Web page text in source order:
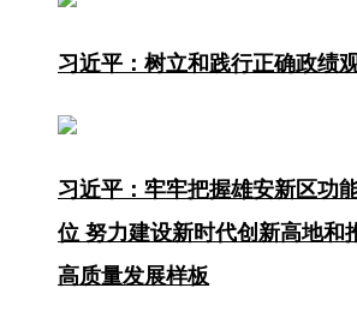
习近平：树立和践行正确政绩
习近平：牢牢把握雄安新区功
位 努力建设新时代创新高地和
高质量发展样板